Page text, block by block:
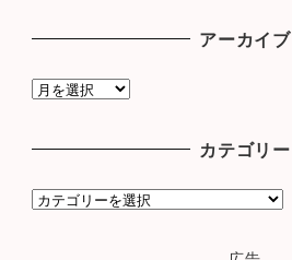
アーカイブ
ア
ブ
カテゴリー
カ